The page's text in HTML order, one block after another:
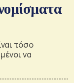
τόσο
να